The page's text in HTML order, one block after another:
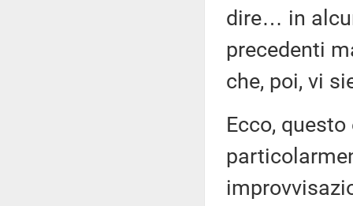
dire… in
precedenti
che, poi, vi
Ecco,